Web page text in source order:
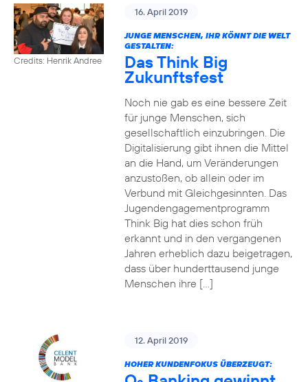
Credits: Henrik Andree
16. April 2019
JUNGE MENSCHEN, IHR KÖNNT DIE WELT
GESTALTEN:
Das Think Big
Zukunftsfest
Noch nie gab es eine bessere Zeit
für junge Menschen, sich
gesellschaftlich einzubringen. Die
Digitalisierung gibt ihnen die Mittel
an die Hand, um Veränderungen
anzustoßen, ob allein oder im
Verbund mit Gleichgesinnten. Das
Jugendengagementprogramm
Think Big hat dies schon früh
erkannt und in den vergangenen
Jahren erheblich dazu beigetragen,
dass über hunderttausend junge
Menschen ihre […]
12. April 2019
HOHER KUNDENFOKUS ÜBERZEUGT: